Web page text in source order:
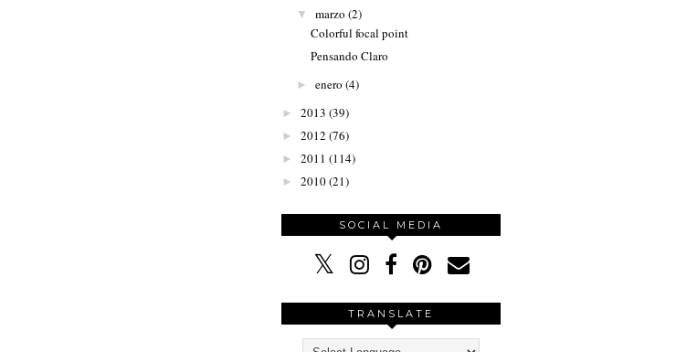
▼ marzo (2)
Colorful focal point
Pensando Claro
► enero (4)
► 2013 (39)
► 2012 (76)
► 2011 (114)
► 2010(21)
SOCIAL MEDIA
TRANSLATE